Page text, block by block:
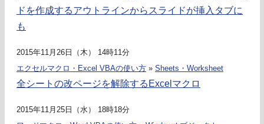
ドを作成するアウトラインからスライドが挿入タブに
も
2015年11月26日（木） 14時11分
エクセルマクロ・Excel VBAの使い方 » Sheets・Worksheet
全シートの改ページを解除するExcelマクロ
2015年11月25日（水） 18時18分